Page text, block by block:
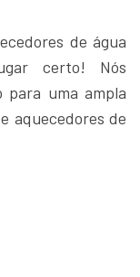
de água
certo! Nós
para uma ampla
aquecedores de